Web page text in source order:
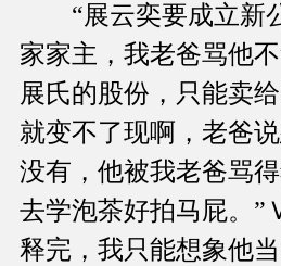
“展云奕要成立新
家家主，我老爸骂他
展氏的股份，只能卖
就变不了现啊，老爸
没有，他被我老爸骂
去学泡茶好拍马屁。”
释完，我只能想象他